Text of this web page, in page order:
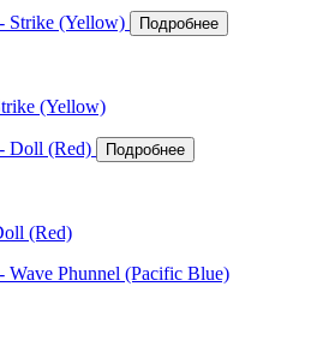
Подробнее
(Yellow)
Подробнее
(Red)